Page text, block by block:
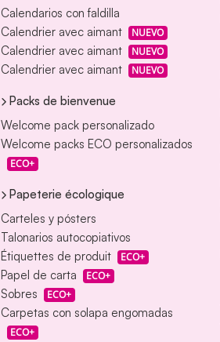
Calendarios con faldilla
Calendrier avec aimant
NUEVO
Calendrier avec aimant NUEVO
Calendrier avec aimant NUEVO
Packs de bienvenue
Welcome pack personalizado
Welcome packs ECO personalizados
ECO+
Papeterie écologique
Carteles y pósters
Talonarios autocopiativos
Étiquettes de produit
ECO+
Papel de carta ECO+
Sobres ECO+
Carpetas con solapa engomadas
ECO+